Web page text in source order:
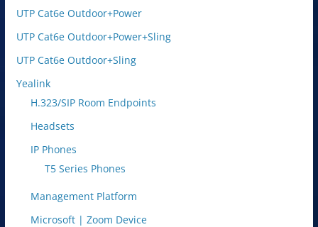
UTP Cat6e Outdoor+Power
UTP Cat6e Outdoor+Power+Sling
UTP Cat6e Outdoor+Sling
Yealink
H.323/SIP Room Endpoints
Headsets
IP Phones
T5 Series Phones
Management Platform
Microsoft | Zoom Device